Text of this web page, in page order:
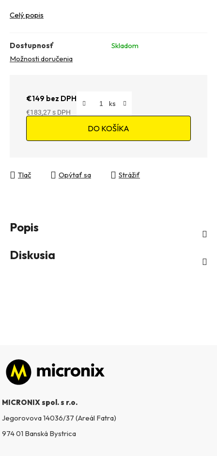
Celý popis
Dostupnosť
Skladom
Možnosti doručenia
€149 bez DPH
€183,27
DO KOŠÍKA
Tlač Opýtať sa Strážiť
Popis
Diskusia
Zápätie
MICRONIX spol. s r.o.
Jegorovova 14036/37 (Areál Fatra)
974 01 Banská Bystrica